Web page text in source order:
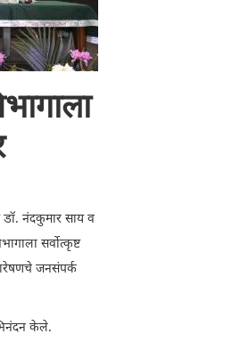
डॉ. नंदकुमार साय व
सर्वोत्कृष्ट
जनसंपर्क
केले.